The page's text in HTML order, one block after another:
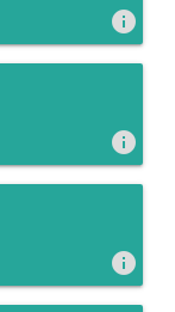
info
info
info